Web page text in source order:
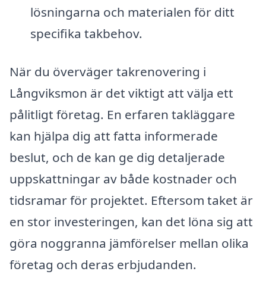
lösningarna och materialen för ditt
specifika takbehov.
När du överväger takrenovering i
Långviksmon är det viktigt att välja ett
pålitligt företag. En erfaren takläggare
kan hjälpa dig att fatta informerade
beslut, och de kan ge dig detaljerade
uppskattningar av både kostnader och
tidsramar för projektet. Eftersom taket är
en stor investeringen, kan det löna sig att
göra noggranna jämförelser mellan olika
företag och deras erbjudanden.